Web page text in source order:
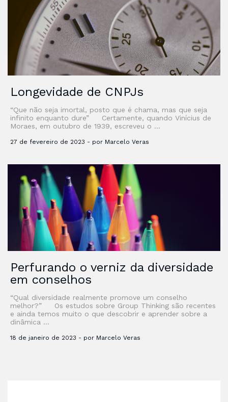
Longevidade de CNPJs
“Que não seja imortal, posto que é chama, mas que seja
infinito enquanto dure” Certamente, quando Vinícius de
Moraes, em outubro de 1939, escreveu o …
27 de fevereiro de 2023 - por Marcelo Veras
Perfurando o verniz da diversidade
em conselhos
“Qual diversidade realmente promove um conselho
melhor?” Os estudos sobre Group Thinking são recentes
e ainda temos muito o que descobrir e aprender sobre a
dinâmica …
18 de janeiro de 2023 - por Marcelo Veras